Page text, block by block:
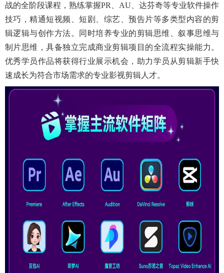
战的全阶段课程，熟练掌握PR、AU、达芬奇等专业软件操作
技巧，精通短视频、短剧、综艺、预告片等多类型内容的剪
辑逻辑与创作方法。同时培养专业的剪辑思维、叙事思维与
制片思维，具备独立完成商业剪辑项目的全流程实操能力。
优秀学员作品将获得行业展示机会，助力学员从剪辑新手快
速成长为符合市场需求的专业影视剪辑人才。